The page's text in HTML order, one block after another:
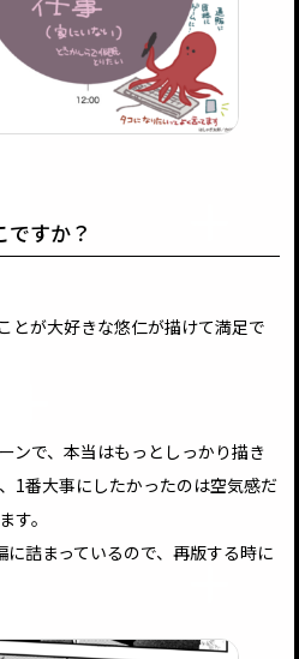
すか？
とが大好きな悠仁が描けて満足で
ンで、本当はもっとしっかり描き
1番大事にしたかったのは空気感だ
す。
詰まっているので、再版する時に